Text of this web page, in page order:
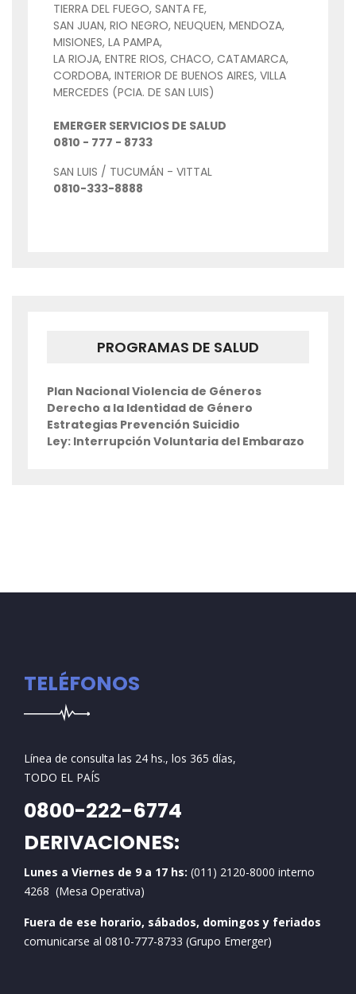
TIERRA DEL FUEGO, SANTA FE,
SAN JUAN, RIO NEGRO, NEUQUEN, MENDOZA,
MISIONES, LA PAMPA,
LA RIOJA, ENTRE RIOS, CHACO, CATAMARCA,
CORDOBA, INTERIOR DE BUENOS AIRES, VILLA
MERCEDES (PCIA. DE SAN LUIS)
EMERGER SERVICIOS DE SALUD
0810 - 777 - 8733
SAN LUIS / TUCUMÁN - VITTAL
0810-333-8888
PROGRAMAS DE SALUD
Plan Nacional Violencia de Géneros
Derecho a la Identidad de Género
Estrategias Prevención Suicidio
Ley: Interrupción Voluntaria del Embarazo
TELÉFONOS
Línea de consulta las 24 hs., los 365 días,
TODO EL PAÍS
0800-222-6774
DERIVACIONES:
Lunes a Viernes de 9 a 17 hs: (011) 2120-8000 interno
4268 (Mesa Operativa)
Fuera de ese horario, sábados, domingos y feriados
comunicarse al 0810-777-8733 (Grupo Emerger)